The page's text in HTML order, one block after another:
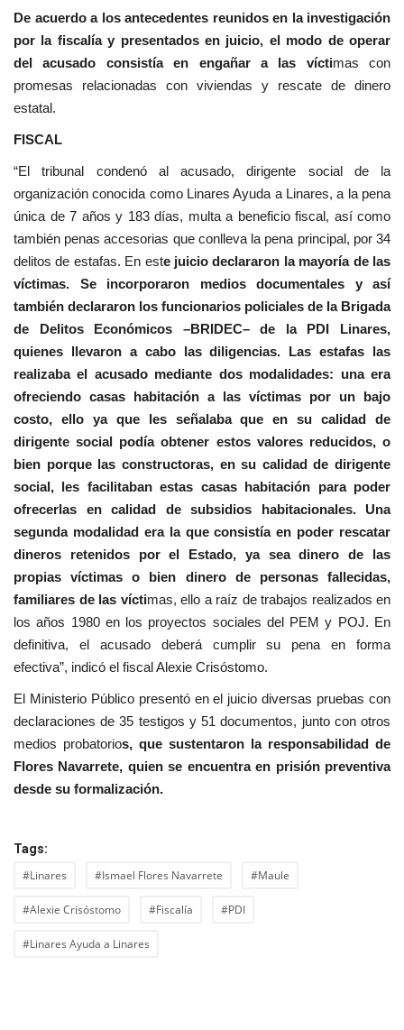
De acuerdo a los antecedentes reunidos en la investigación
por la fiscalía y presentados en juicio, el modo de operar
del acusado consistía en engañar a las víctimas con
promesas relacionadas con viviendas y rescate de dinero
estatal.
FISCAL
“El tribunal condenó al acusado, dirigente social de la
organización conocida como Linares Ayuda a Linares, a la pena
única de 7 años y 183 días, multa a beneficio fiscal, así como
también penas accesorias que conlleva la pena principal, por 34
delitos de estafas. En este juicio declararon la mayoría de las
víctimas. Se incorporaron medios documentales y así
también declararon los funcionarios policiales de la Brigada
de Delitos Económicos –BRIDEC– de la PDI Linares,
quienes llevaron a cabo las diligencias. Las estafas las
realizaba el acusado mediante dos modalidades: una era
ofreciendo casas habitación a las víctimas por un bajo
costo, ello ya que les señalaba que en su calidad de
dirigente social podía obtener estos valores reducidos, o
bien porque las constructoras, en su calidad de dirigente
social, les facilitaban estas casas habitación para poder
ofrecerlas en calidad de subsidios habitacionales. Una
segunda modalidad era la que consistía en poder rescatar
dineros retenidos por el Estado, ya sea dinero de las
propias víctimas o bien dinero de personas fallecidas,
familiares de las víctimas, ello a raíz de trabajos realizados en
los años 1980 en los proyectos sociales del PEM y POJ. En
definitiva, el acusado deberá cumplir su pena en forma
efectiva”, indicó el fiscal Alexie Crisóstomo.
El Ministerio Público presentó en el juicio diversas pruebas con
declaraciones de 35 testigos y 51 documentos, junto con otros
medios probatorios, que sustentaron la responsabilidad de
Flores Navarrete, quien se encuentra en prisión preventiva
desde su formalización.
Tags:
#Linares #Ismael Flores Navarrete #Maule
#Alexie Crisóstomo #Fiscalía #PDI
#Linares Ayuda a Linares